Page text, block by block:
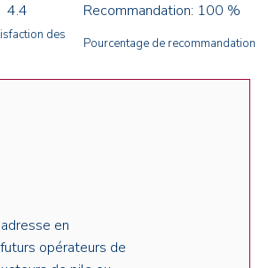
4.4 Recommandation: 100 %
des
Pourcentage de recommandation
en
opérateurs de